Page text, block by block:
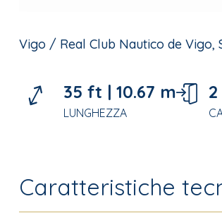
Vigo / Real Club Nautico de Vigo,
35 ft | 10.67 m
LUNGHEZZA
2
Caratteristiche